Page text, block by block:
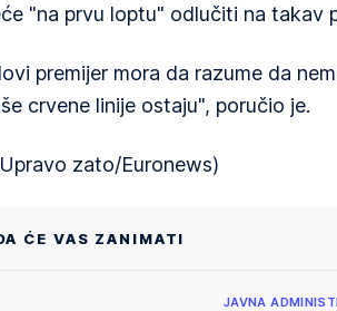
"na prvu loptu" odlučiti na takav
premijer mora da razume da
crvene linije ostaju", poručio je.
zato/Euronews)
ĆE VAS ZANIMATI
JAVNA